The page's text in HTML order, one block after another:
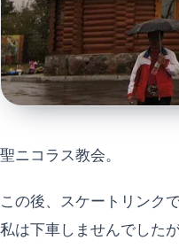
聖ニコラス教会。
この後、スケートリンク
私は下車しませんでした